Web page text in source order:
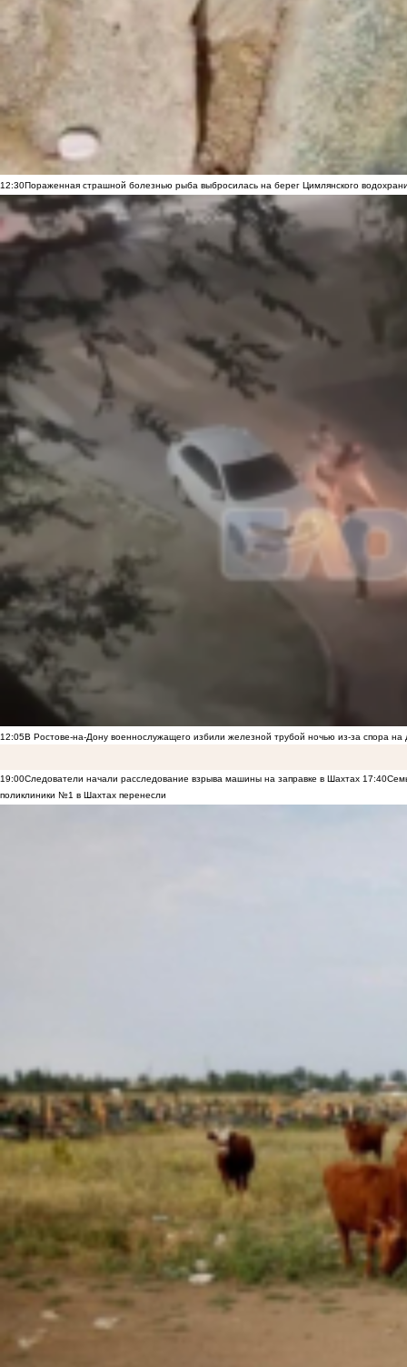
12:30Пораженная страшной болезнью рыба выбросилась на берег Цимлянского
12:05В Ростове-на-Дону военнослужащего избили железной трубой ночью из-за спора на
19:00Следователи начали расследование взрыва машины на заправке в Шахтах 17:40
поликлиники №1 в Шахтах перенесли